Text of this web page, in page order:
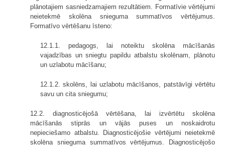
plānotajiem sasniedzamajiem rezultātiem. Formatīvie vērtējumi
neietekmē skolēna snieguma summatīvos vērtējumus.
Formatīvo vērtēšanu īsteno:
12.1.1. pedagogs, lai noteiktu skolēna mācīšanās
vajadzības un sniegtu papildu atbalstu skolēnam, plānotu
un uzlabotu mācīšanu;
12.1.2. skolēns, lai uzlabotu mācīšanos, patstāvīgi vērtētu
savu un cita sniegumu;
12.2. diagnosticējošā vērtēšana, lai izvērtētu skolēna
mācīšanās stiprās un vājās puses un noskaidrotu
nepieciešamo atbalstu. Diagnosticējošie vērtējumi neietekmē
skolēna snieguma summatīvos vērtējumus. Diagnosticējošo